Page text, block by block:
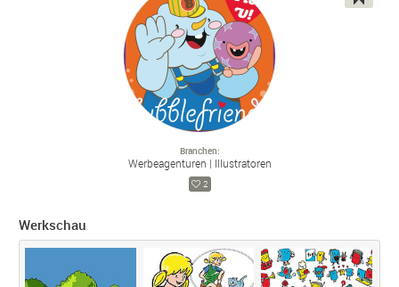
Branchen
Werbeagenturen Illustratoren
2
Werkschau